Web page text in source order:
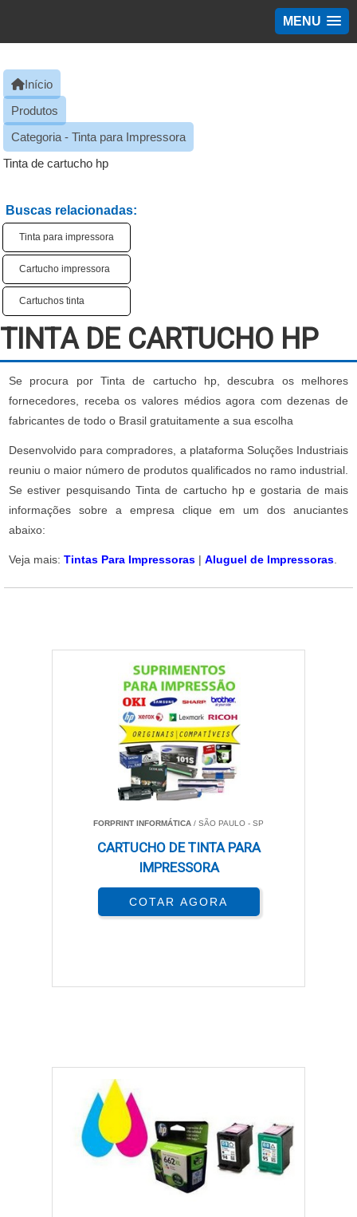
MENU
Início
Produtos
Categoria - Tinta para Impressora
Tinta de cartucho hp
Buscas relacionadas:
Tinta para impressora
Cartucho impressora
Cartuchos tinta
TINTA DE CARTUCHO HP
Se procura por Tinta de cartucho hp, descubra os melhores
fornecedores, receba os valores médios agora com dezenas de
fabricantes de todo o Brasil gratuitamente a sua escolha
Desenvolvido para compradores, a plataforma Soluções Industriais
reuniu o maior número de produtos qualificados no ramo industrial.
Se estiver pesquisando Tinta de cartucho hp e gostaria de mais
informações sobre a empresa clique em um dos anuciantes
abaixo:
Veja mais: Tintas Para Impressoras | Aluguel de Impressoras
FORPRINT INFORMÁTICA / SÃO PAULO - SP
CARTUCHO DE TINTA PARA
IMPRESSORA
COTAR AGORA